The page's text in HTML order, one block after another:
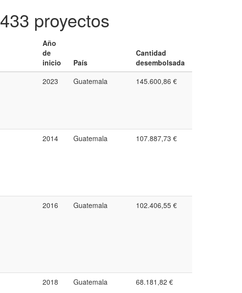
433 proyectos
Año
de
inicio
País
Cantidad
desembolsada
2023 Guatemala 145.600,86 €
2014 Guatemala 107.887,73 €
2016 Guatemala 102.406,55 €
2018 Guatemala 68.181,82 €